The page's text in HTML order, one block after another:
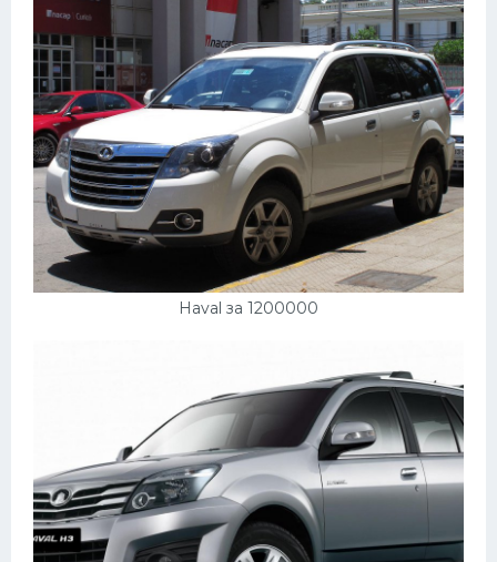
Haval за 1200000
Ауди
Гараж
Русские авто
Вольво
БМВ
МАЗ
Сузуки
Скания
Форд
Черри